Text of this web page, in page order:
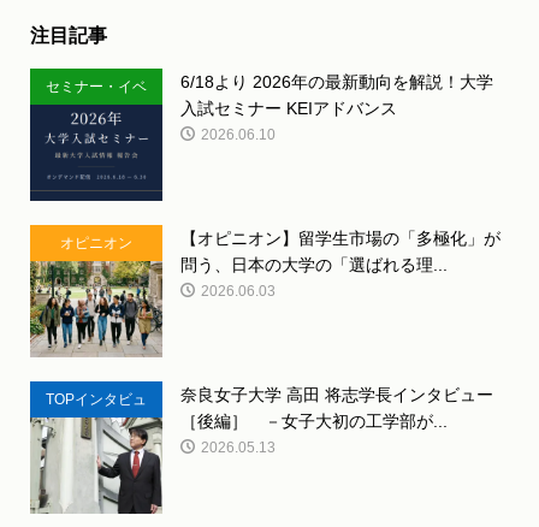
注目記事
セミナー・イベ
ント
6/18より 2026年の最新動向を解説！大学
入試セミナー KEIアドバンス
2026.06.10
オピニオン
【オピニオン】留学生市場の「多極化」が
問う、日本の大学の「選ばれる理...
2026.06.03
TOPインタビュ
ー
奈良女子大学 高田 将志学長インタビュー
［後編］ －女子大初の工学部が...
2026.05.13